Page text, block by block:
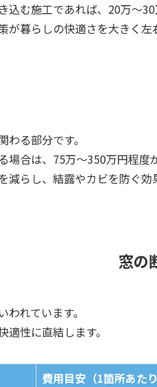
込む施工であれば、20万～
暮らしの快適さを大きく左
る部分です。
合は、75万～350万円程度
らし、結露やカビを防ぐ
窓の
れています。
性に直結します。
費用目安（1箇所あたり